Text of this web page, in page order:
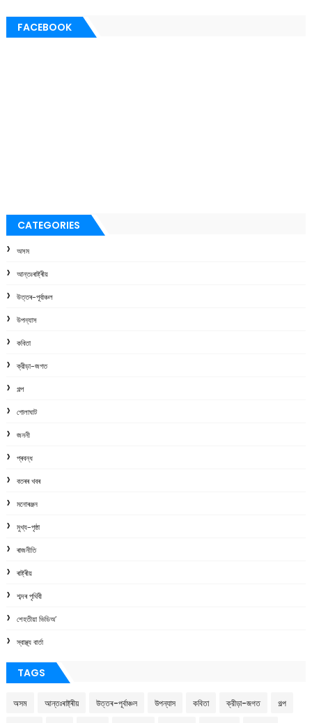
FACEBOOK
CATEGORIES
অসম
আন্তঃৰাষ্ট্ৰীয়
উত্তৰ-পূৰ্বাঞ্চল
উপন্যাস
কবিতা
ক্রীড়া-জগত
গল্প
গোলাঘাট
জননী
প্ৰবন্ধ
বতৰৰ খবৰ
মনোৰঞ্জন
মুখ্য-পৃষ্ঠা
ৰাজনীতি
ৰাষ্ট্ৰীয়
শব্দৰ পৃথিবী
শেহতীয়া ভিডিঅ’
স্বাস্থ্য বাৰ্তা
TAGS
অসম আন্তঃৰাষ্ট্ৰীয় উত্তৰ-পূৰ্বাঞ্চল উপন্যাস কবিতা ক্রীড়া-জগত গল্প